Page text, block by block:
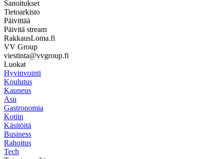
Sanoitukset
Tietoarkisto
Päivittää
Päivitä stream
RakkausLoma.fi
VV Group
viestinta@vvgroup.fi
Luokat
Hyvinvointi
Koulutus
Kauneus
Asu
Gastronomia
Kotiin
Käsitöitä
Business
Rahoitus
Tech